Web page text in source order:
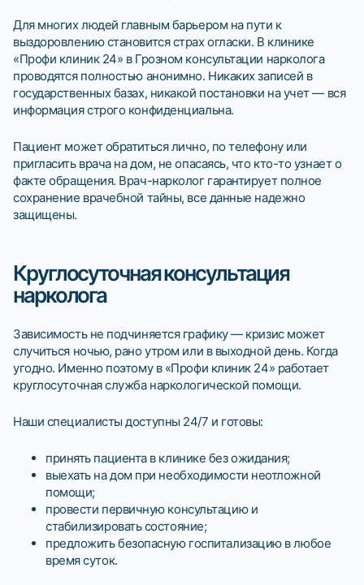
Для многих людей главным барьером на пути к
выздоровлению становится страх огласки. В клинике
«Профи клиник 24» в Грозном консультации нарколога
проводятся полностью анонимно. Никаких записей в
государственных базах, никакой постановки на учет — вся
информация строго конфиденциальна.
Пациент может обратиться лично, по телефону или
пригласить врача на дом, не опасаясь, что кто-то узнает о
факте обращения. Врач-нарколог гарантирует полное
сохранение врачебной тайны, все данные надежно
защищены.
Круглосуточная консультация
нарколога
Зависимость не подчиняется графику — кризис может
случиться ночью, рано утром или в выходной день. Когда
угодно. Именно поэтому в «Профи клиник 24» работает
круглосуточная служба наркологической помощи.
Наши специалисты доступны 24/7 и готовы:
принять пациента в клинике без ожидания;
выехать на дом при необходимости неотложной
помощи;
провести первичную консультацию и
стабилизировать состояние;
предложить безопасную госпитализацию в любое
время суток.